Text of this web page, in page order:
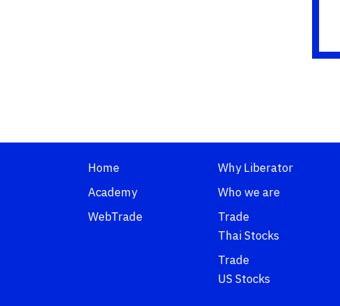
Home
Academy
WebTrade
Why Liberator
Who we are
Trade
Thai Stocks
Trade
US Stocks